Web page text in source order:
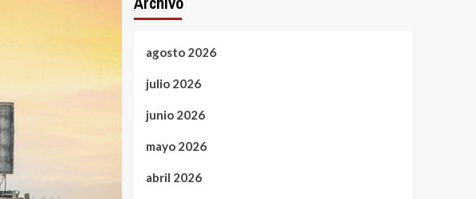
agosto 2026
julio 2026
junio 2026
mayo 2026
abril 2026